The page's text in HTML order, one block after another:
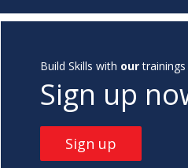
Build Skills with ourtrainings
Sign up
Sign up